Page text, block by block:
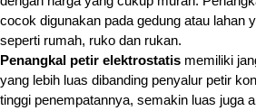
cocok digunakan pada gedung atau lahan
seperti rumah, ruko dan rukan.
Penangkal petir elektrostatis memiliki
yang lebih luas dibanding penyalur petir
tinggi penempatannya, semakin luas juga